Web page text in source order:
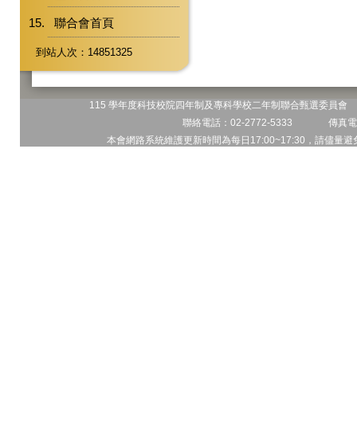
聯合會首頁
到站人次：14851325
115 學年度科技校院四年制及專科學校二年制聯合甄選委員
聯絡電話：02-2772-5333 傳真
本會網路系統維護更新時間為每日17:00~17:30，請儘量